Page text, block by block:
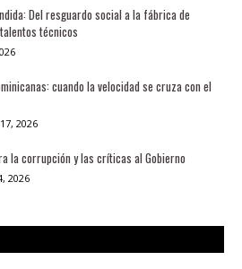
Del resguardo social a la fábrica de
técnicos
cuando la velocidad se cruza con el
2026
la corrupción y las críticas al Gobierno
2026